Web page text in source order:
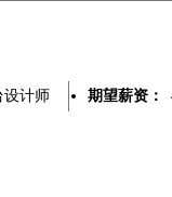
设计师 期望薪资：